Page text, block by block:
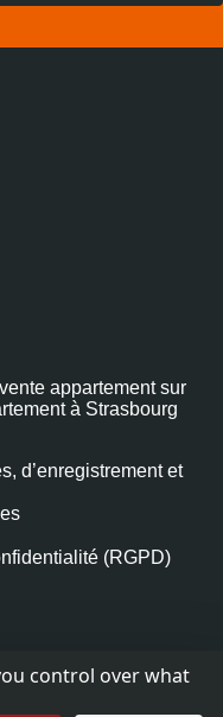
appartement sur
à Strasbourg
d’enregistrement et
(RGPD)
control over what